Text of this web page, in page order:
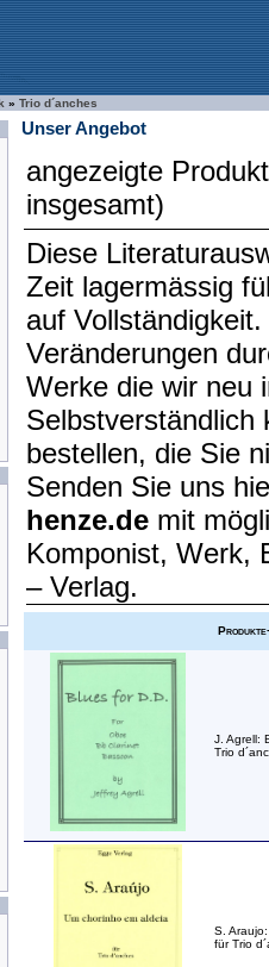
» Trio d´anches
Unser Angebot
angezeigte
insgesamt)
Diese
Zeit lagermässig
auf
Veränderungen
Werke die wir neu
Selbstverständlich
bestellen, die Sie
Senden Sie uns
henze.de mit
Komponist, Werk,
– Verlag.
J. Agrell:
Trio
S.
für Trio